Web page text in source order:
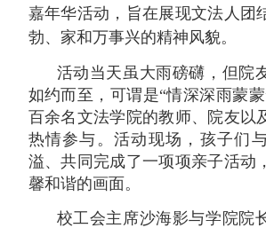
嘉年华活动，旨在展现文法人团
勃、家和万事兴的精神风貌。
活动当天虽大雨磅礴，但院
如约而至，可谓是“情深深雨蒙
百余名文法学院的教师、院友以
热情参与。活动现场，孩子们
溢、共同完成了一项项亲子活动
馨和谐的画面。
校工会主席沙海影与学院院